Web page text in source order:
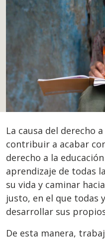
La causa del derecho
contribuir a acabar
derecho a la
aprendizaje de todas
su vida y caminar
justo, en el que todas
desarrollar sus
De esta manera,